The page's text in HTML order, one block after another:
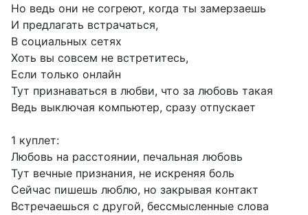
Но ведь они не согреют, когда ты замерзаешь
И предлагать встрачаться,
В социальных сетях
Хоть вы совсем не встретитесь,
Если только онлайн
Тут признаваться в любви, что за любовь такая
Ведь выключая компьютер, сразу отпускает
1 куплет:
Любовь на расстоянии, печальная любовь
Тут вечные признания, не искреняя боль
Сейчас пишешь люблю, но закрывая контакт
Встречаешься с другой, бессмысленные слова